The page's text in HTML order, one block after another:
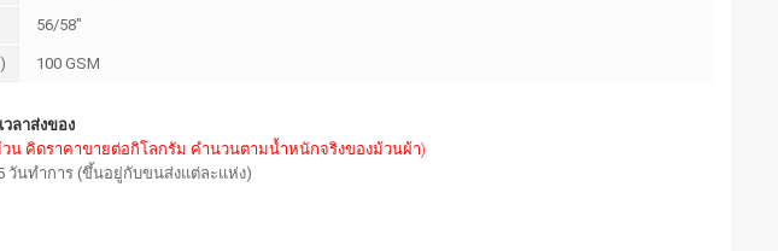
56/58"
100 GSM
ลาส่งของ
วน คิดราคาขายต่อกิโลกรัม คำนวนตามน้ำหนักจริงของม้วนผ้า)
5 วันทำการ (ขึ้นอยู่กับขนส่งแต่ละแห่ง)